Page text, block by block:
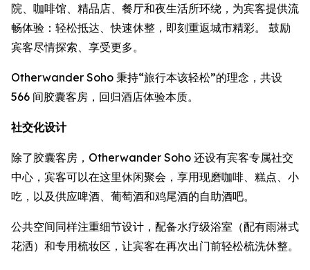
院、咖啡馆、精品店、餐厅和夜生活所环绕，为宾客提供流
畅体验：轻松抵达、快速休整，即刻重返城市精彩。 鼓励
宾客尽情探索、享受更多。
Otherwander Soho 秉持“旅行本该轻松”的理念，共设
566 间胶囊客房，回归酒店体验本质。
社交化设计
除了胶囊客房，Otherwander Soho 还设有宾客专属社交
中心，宾客可以在这里休闲聚会，享用现磨咖啡、糕点、小
吃，以及供应啤酒、葡萄酒和鸡尾酒的自助酒吧。
公共空间同样注重细节设计，配备水疗级浴室（配有雨淋式
花洒）和专用梳妆区，让宾客在再次出门前轻松梳洗休整。